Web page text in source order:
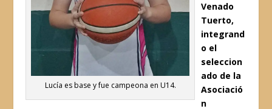
Lucía es base y fue campeona en U14.
Venado
Tuerto,
integrand
o el
seleccion
ado de la
Asociació
n